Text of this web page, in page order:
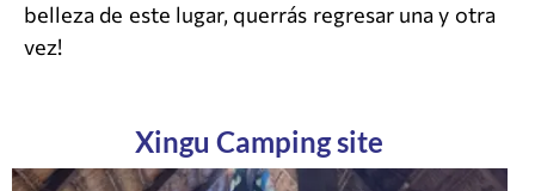
belleza de este lugar, querrás regresar una y otra
vez!
Xingu Camping site